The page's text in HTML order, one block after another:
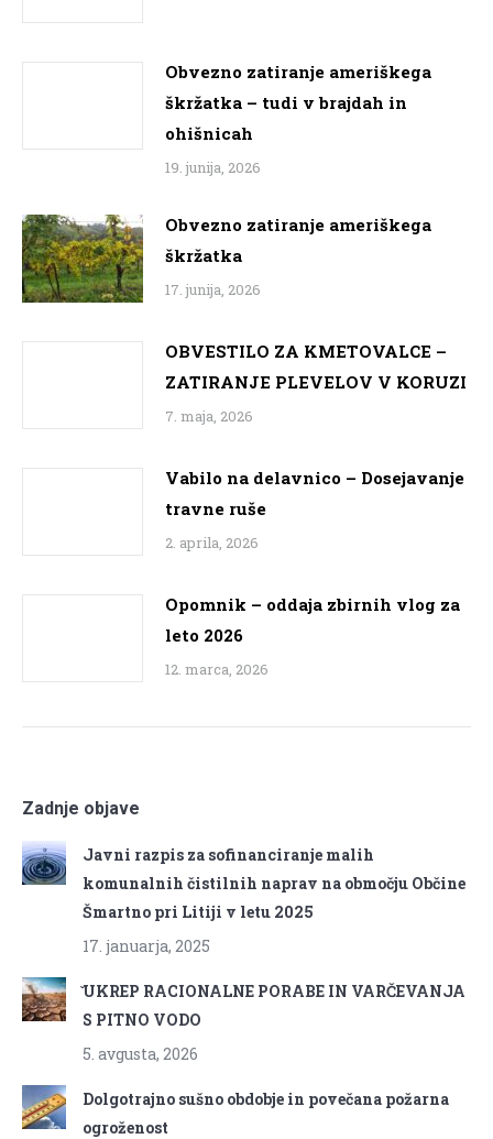
Obvezno zatiranje ameriškega
škržatka – tudi v brajdah in
ohišnicah
19. junija, 2026
Obvezno zatiranje ameriškega
škržatka
17. junija, 2026
OBVESTILO ZA KMETOVALCE –
ZATIRANJE PLEVELOV V KORUZI
7. maja, 2026
Vabilo na delavnico – Dosejavanje
travne ruše
2. aprila, 2026
Opomnik – oddaja zbirnih vlog za
leto 2026
12. marca, 2026
Zadnje objave
Javni razpis za sofinanciranje malih
komunalnih čistilnih naprav na območju Občine
Šmartno pri Litiji v letu 2025
17. januarja, 2025
̌UKREP RACIONALNE PORABE IN VARČEVANJA
S PITNO VODO
5. avgusta, 2026
Dolgotrajno sušno obdobje in povečana požarna
ogroženost